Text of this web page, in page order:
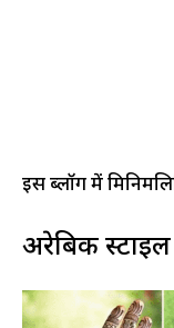
इस ब्लॉग में
अरेबिक